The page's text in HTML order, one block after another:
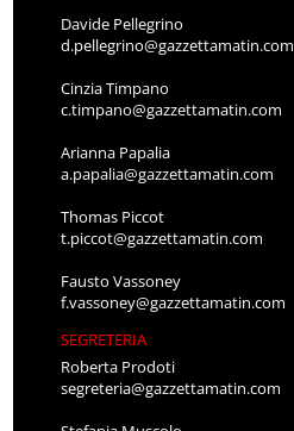
Davide Pellegrino
d.pellegrino@gazzettamatin.com
Cinzia Timpano
c.timpano@gazzettamatin.com
Arianna Papalia
a.papalia@gazzettamatin.com
Thomas Piccot
t.piccot@gazzettamatin.com
Fausto Vassoney
f.vassoney@gazzettamatin.com
SEGRETERIA
Roberta Prodoti
segreteria@gazzettamatin.com